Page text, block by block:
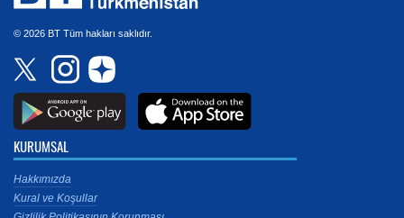
© 2026 BT Tüm hakları saklıdır.
KURUMSAL
Hakkımızda
Kural ve Koşullar